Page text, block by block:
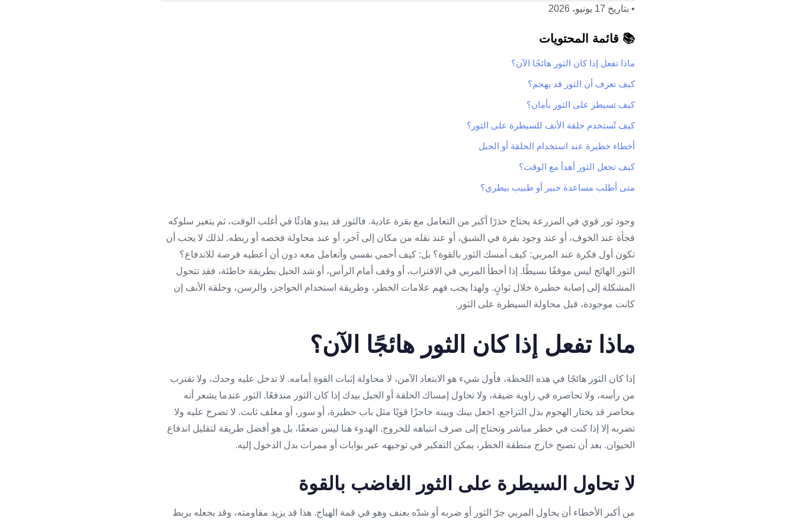
• بتاريخ 17 يونيو، 2026
📚 قائمة المحتويات
ماذا تفعل إذا كان الثور هائجًا الآن؟
كيف تعرف أن الثور قد يهجم؟
كيف تسيطر على الثور بأمان؟
كيف تُستخدم حلقة الأنف للسيطرة على الثور؟
أخطاء خطيرة عند استخدام الحلقة أو الحبل
كيف تجعل الثور أهدأ مع الوقت؟
متى أطلب مساعدة خبير أو طبيب بيطري؟
وجود ثور قوي في المزرعة يحتاج حذرًا أكبر من التعامل مع بقرة عادية. فالثور قد يبدو هادئًا في أغلب الوقت، ثم يتغير سلوكه
فجأة عند الخوف، أو عند وجود بقرة في الشبق، أو عند نقله من مكان إلى آخر، أو عند محاولة فحصه أو ربطه. لذلك لا يجب أن
تكون أول فكرة عند المربي: كيف أمسك الثور بالقوة؟ بل: كيف أحمي نفسي وأتعامل معه دون أن أعطيه فرصة للاندفاع؟
الثور الهائج ليس موقفًا بسيطًا. إذا أخطأ المربي في الاقتراب، أو وقف أمام الرأس، أو شد الحبل بطريقة خاطئة، فقد تتحول
المشكلة إلى إصابة خطيرة خلال ثوانٍ. ولهذا يجب فهم علامات الخطر، وطريقة استخدام الحواجز، والرسن، وحلقة الأنف إن
كانت موجودة، قبل محاولة السيطرة على الثور.
ماذا تفعل إذا كان الثور هائجًا الآن؟
إذا كان الثور هائجًا في هذه اللحظة، فأول شيء هو الابتعاد الآمن، لا محاولة إثبات القوة أمامه. لا تدخل عليه وحدك، ولا تقترب
من رأسه، ولا تحاصره في زاوية ضيقة، ولا تحاول إمساك الحلقة أو الحبل بيدك إذا كان الثور مندفعًا. الثور عندما يشعر أنه
محاصر قد يختار الهجوم بدل التراجع. اجعل بينك وبينه حاجزًا قويًا مثل باب حظيرة، أو سور، أو معلف ثابت. لا تصرخ عليه ولا
تضربه إلا إذا كنت في خطر مباشر وتحتاج إلى صرف انتباهه للخروج. الهدوء هنا ليس ضعفًا، بل هو أفضل طريقة لتقليل اندفاع
الحيوان. بعد أن تصبح خارج منطقة الخطر، يمكن التفكير في توجيهه عبر بوابات أو ممرات بدل الدخول إليه.
لا تحاول السيطرة على الثور الغاضب بالقوة
من أكبر الأخطاء أن يحاول المربي جرّ الثور أو ضربه أو شدّه بعنف وهو في قمة الهياج. هذا قد يزيد مقاومته، وقد يجعله يربط